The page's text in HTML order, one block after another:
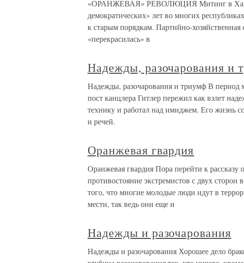
«ОРАНЖЕВАЯ» РЕВОЛЮЦИЯ Митинг в
демократических» лет во многих
к старым порядкам. Партийно-хозяйственная
«перекрасилась» в
Надежды, разочарования и
Надежды, разочарования и триумф В
пост канцлера Гитлер пережил как взлет
технику и работал над имиджем. Его жизнь
и речей.
Оранжевая гвардия
Оранжевая гвардия Пора перейти к
противостояние экстремистов с двух
того, что многие молодые люди идут в
мести, так ведь они еще и
Надежды и разочарования
Надежды и разочарования Хорошее дело